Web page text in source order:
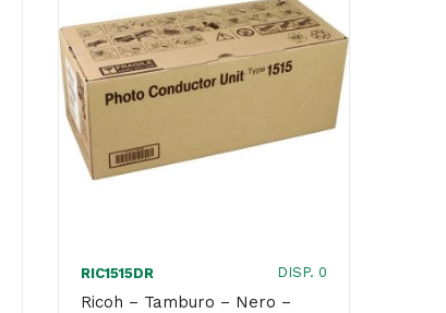
RIC1515DR DISP. 0
Ricoh – Tamburo – Nero –